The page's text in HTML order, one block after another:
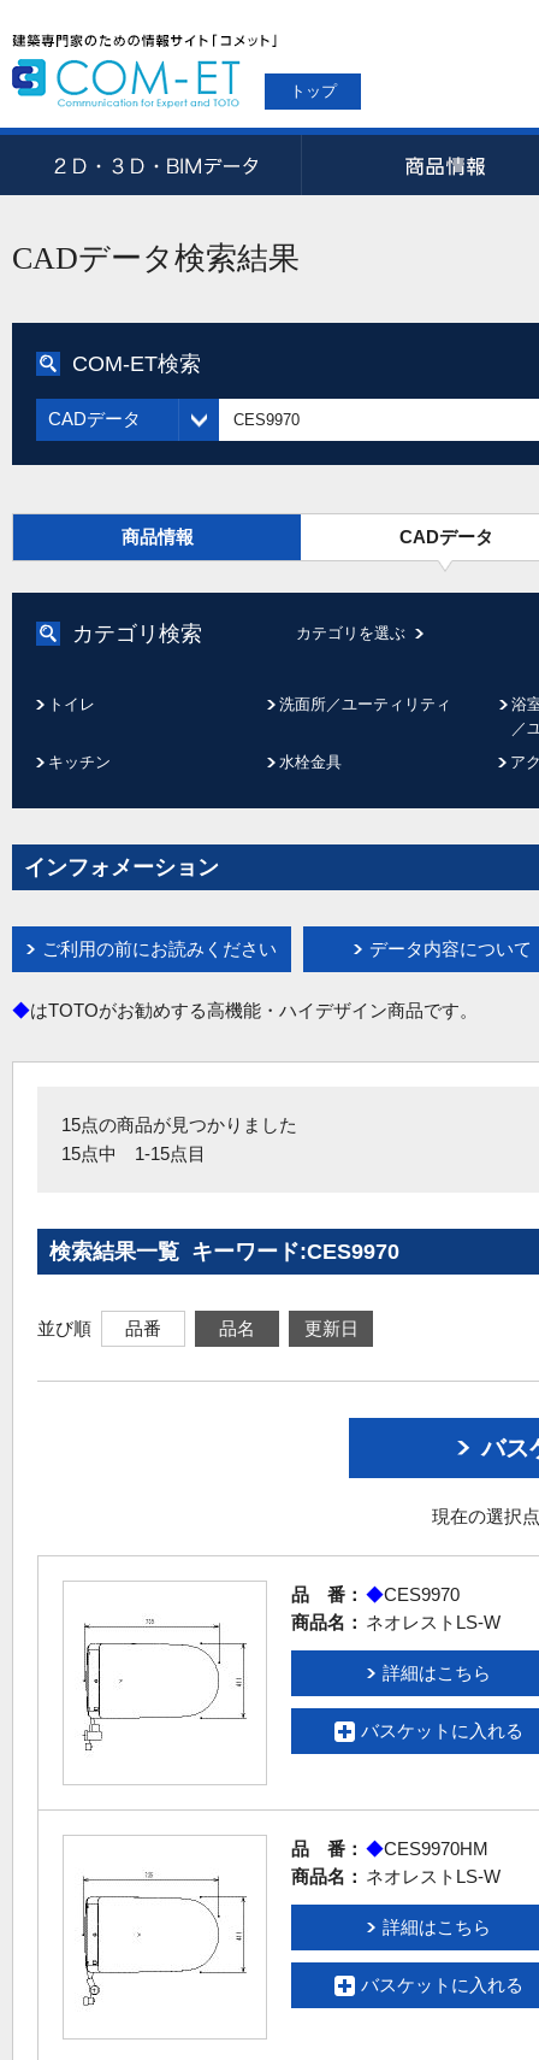
トップ
CADデータ検索結果
COM-ET検索
CADデータ
商品情報 CADデータ
カテゴリ検索 カテゴリを選ぶ
トイレ 洗面所／ユーティリティ
浴
／
キッチン
水栓金具 ア
インフォメーション
ご利用の前にお読みください データ内容について
◆はTOTOがお勧めする高機能・ハイデザイン商品です。
15点の商品が見つかりました
15点中 1-15点目
検索結果一覧 キーワード:CES9970
並び順 品番 品名 更新日
バス
現在の選択
品 番： ◆CES9970
商品名： ネオレストLS-W
詳細はこちら
バスケットに入れる
品 番： ◆CES9970HM
商品名： ネオレストLS-W
詳細はこちら
バスケットに入れる